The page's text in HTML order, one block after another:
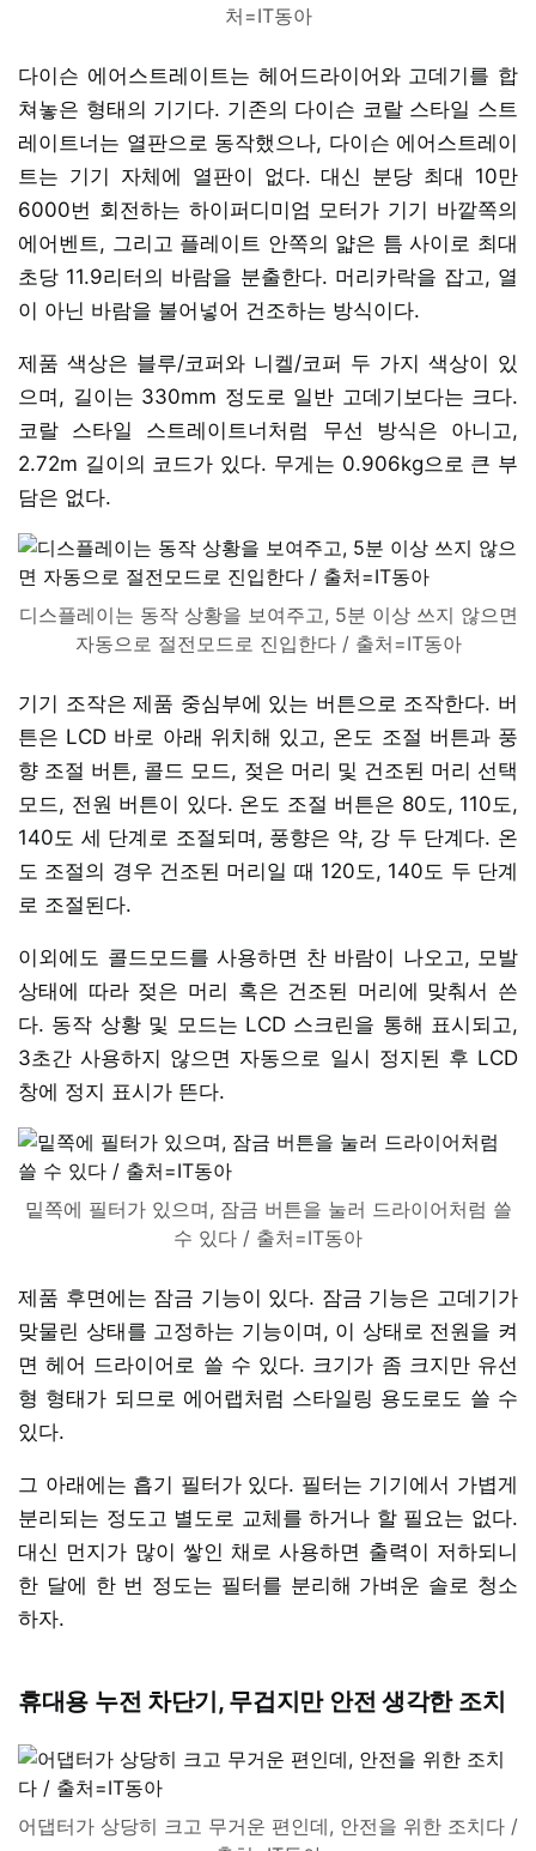
처=IT동아
다이슨 에어스트레이트는 헤어드라이어와 고데기를 합
쳐놓은 형태의 기기다. 기존의 다이슨 코랄 스타일 스트
레이트너는 열판으로 동작했으나, 다이슨 에어스트레이
트는 기기 자체에 열판이 없다. 대신 분당 최대 10만
6000번 회전하는 하이퍼디미엄 모터가 기기 바깥쪽의
에어벤트, 그리고 플레이트 안쪽의 얇은 틈 사이로 최대
초당 11.9리터의 바람을 분출한다. 머리카락을 잡고, 열
이 아닌 바람을 불어넣어 건조하는 방식이다.
제품 색상은 블루/코퍼와 니켈/코퍼 두 가지 색상이 있
으며, 길이는 330mm 정도로 일반 고데기보다는 크다.
코랄 스타일 스트레이트너처럼 무선 방식은 아니고,
2.72m 길이의 코드가 있다. 무게는 0.906kg으로 큰 부
담은 없다.
디스플레이는 동작 상황을 보여주고, 5분 이상 쓰지 않으면
자동으로 절전모드로 진입한다 / 출처=IT동아
기기 조작은 제품 중심부에 있는 버튼으로 조작한다. 버
튼은 LCD 바로 아래 위치해 있고, 온도 조절 버튼과 풍
향 조절 버튼, 콜드 모드, 젖은 머리 및 건조된 머리 선택
모드, 전원 버튼이 있다. 온도 조절 버튼은 80도, 110도,
140도 세 단계로 조절되며, 풍향은 약, 강 두 단계다. 온
도 조절의 경우 건조된 머리일 때 120도, 140도 두 단계
로 조절된다.
이외에도 콜드모드를 사용하면 찬 바람이 나오고, 모발
상태에 따라 젖은 머리 혹은 건조된 머리에 맞춰서 쓴
다. 동작 상황 및 모드는 LCD 스크린을 통해 표시되고,
3초간 사용하지 않으면 자동으로 일시 정지된 후 LCD
창에 정지 표시가 뜬다.
밑쪽에 필터가 있으며, 잠금 버튼을 눌러 드라이어처럼 쓸
수 있다 / 출처=IT동아
제품 후면에는 잠금 기능이 있다. 잠금 기능은 고데기가
맞물린 상태를 고정하는 기능이며, 이 상태로 전원을 켜
면 헤어 드라이어로 쓸 수 있다. 크기가 좀 크지만 유선
형 형태가 되므로 에어랩처럼 스타일링 용도로도 쓸 수
있다.
그 아래에는 흡기 필터가 있다. 필터는 기기에서 가볍게
분리되는 정도고 별도로 교체를 하거나 할 필요는 없다.
대신 먼지가 많이 쌓인 채로 사용하면 출력이 저하되니
한 달에 한 번 정도는 필터를 분리해 가벼운 솔로 청소
하자.
휴대용 누전 차단기, 무겁지만 안전 생각한 조치
어댑터가 상당히 크고 무거운 편인데, 안전을 위한 조치다 /